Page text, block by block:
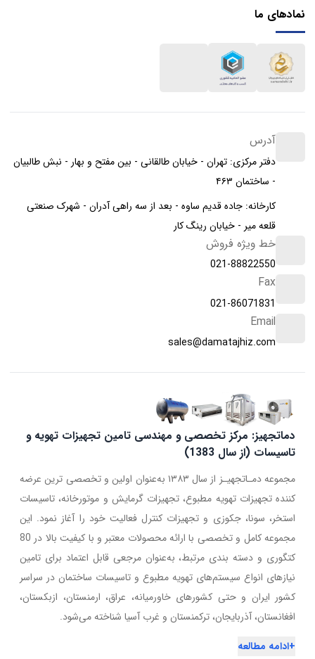
نمادهای ما
آدرس
دفتر مرکزی: تهران - خیابان طالقانی - بین مفتح و بهار - نبش طالبیان
- ساختمان ۴۶۳
کارخانه: جاده قدیم ساوه - بعد از سه راهی آدران - شهرک صنعتی
قلعه میر - خیابان رینگ کار
خط ویژه فروش
021-88822550
Fax
021-86071831
Email
sales@damatajhiz.com
دماتجهیز: مرکز تخصصی و مهندسی تامین تجهیزات تهویه و
تاسیسات (از سال 1383)
مجموعه دمـاتجهیـز از سال ۱۳۸۳ به‌عنوان اولین و تخصصی ترین عرضه
کننده تجهیزات تهویه مطبوع، تجهیزات گرمایش و موتورخانه، تاسیسات
استخر، سونا، جکوزی و تجهیزات کنترل فعالیت خود را آغاز نمود. این
مجموعه کامل و تخصصی با ارائه محصولات معتبر و با کیفیت بالا در 80
کتگوری و دسته بندی مرتبط، به‌عنوان مرجعی قابل اعتماد برای تامین
نیازهای انواع سیستم‌های تهویه مطبوع و تاسیسات ساختمان در سراسر
کشور ایران و حتی کشورهای خاورمیانه، عراق، ارمنستان، ازبکستان،
افغانستان، آذربایجان، ترکمنستان و غرب آسیا شناخته می‌شود.
+ادامه مطالعه